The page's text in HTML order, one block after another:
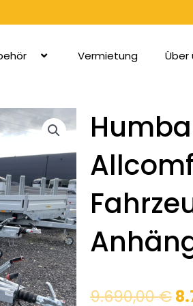
Vermietung Über
9.690,00€